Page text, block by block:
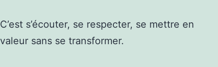
C’est s’écouter, se respecter, se mettre en
valeur sans se transformer.